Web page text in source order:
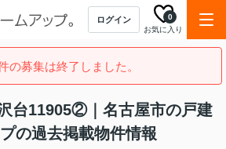
ログイン
お気に入り
0
の募集は終了しました。
台11905②｜名古屋市の戸建
の過去掲載物件情報